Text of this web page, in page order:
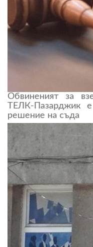
Обвиненият за
ТЕЛК-Пазарджик
решение на съда